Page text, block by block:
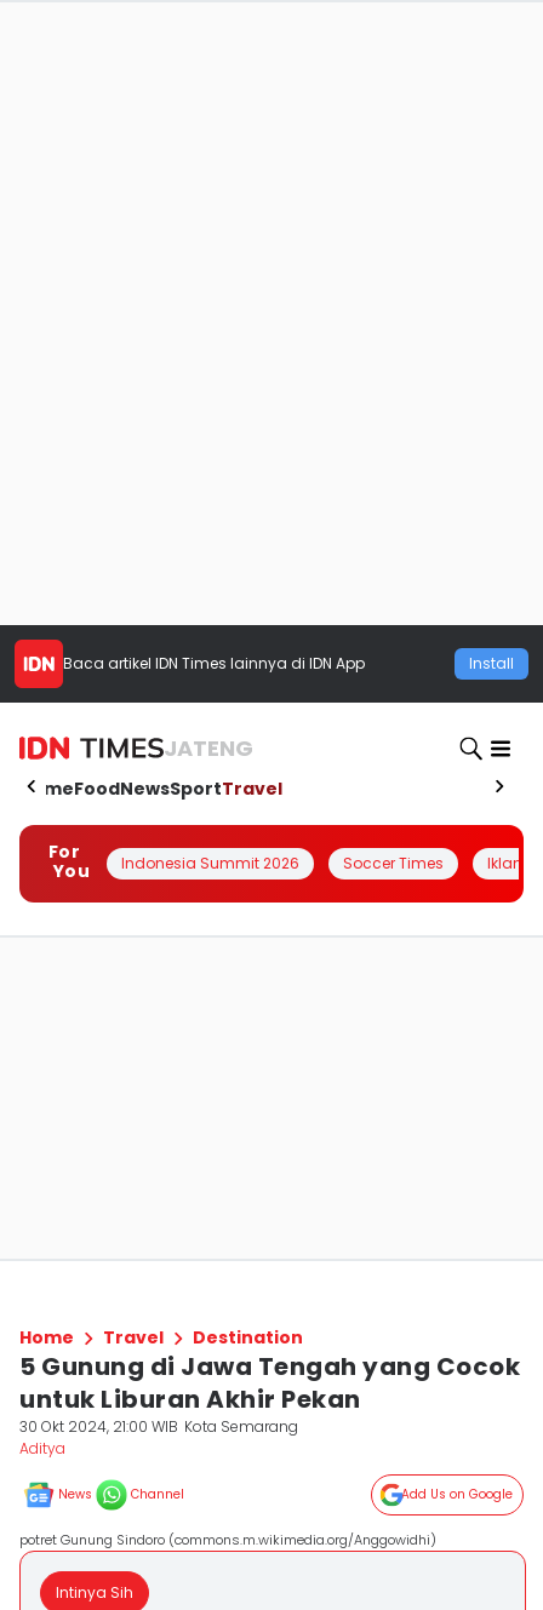
Baca artikel IDN Times lainnya di IDN App Install
JATENG
HomeFoodNewsSportTravel
For
You
Indonesia Summit 2026 Soccer Times Iklanin
Home Travel Destination
5 Gunung di Jawa Tengah yang Cocok
untuk Liburan Akhir Pekan
30 Okt 2024, 21:00 WIB Kota Semarang
Aditya
News Channel Add Us on Google
potret Gunung Sindoro (commons.m.wikimedia.org/Anggowidhi)
Intinya Sih